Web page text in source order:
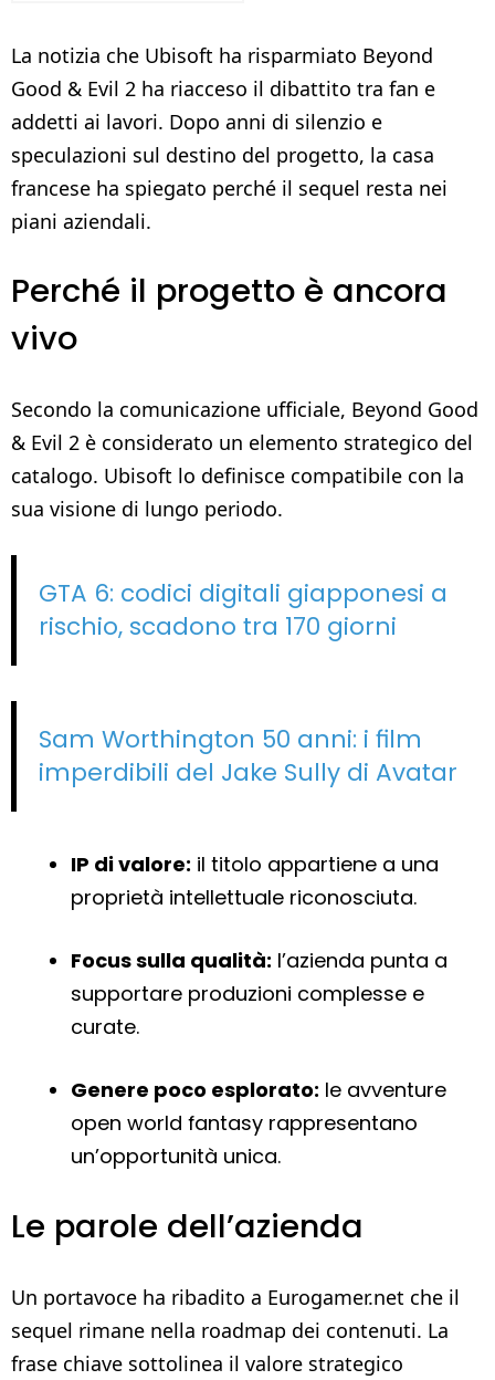
La notizia che Ubisoft ha risparmiato Beyond
Good & Evil 2 ha riacceso il dibattito tra fan e
addetti ai lavori. Dopo anni di silenzio e
speculazioni sul destino del progetto, la casa
francese ha spiegato perché il sequel resta nei
piani aziendali.
Perché il progetto è ancora
vivo
Secondo la comunicazione ufficiale, Beyond Good
& Evil 2 è considerato un elemento strategico del
catalogo. Ubisoft lo definisce compatibile con la
sua visione di lungo periodo.
GTA 6: codici digitali giapponesi a
rischio, scadono tra 170 giorni
Sam Worthington 50 anni: i film
imperdibili del Jake Sully di Avatar
IP di valore: il titolo appartiene a una
proprietà intellettuale riconosciuta.
Focus sulla qualità: l’azienda punta a
supportare produzioni complesse e
curate.
Genere poco esplorato: le avventure
open world fantasy rappresentano
un’opportunità unica.
Le parole dell’azienda
Un portavoce ha ribadito a Eurogamer.net che il
sequel rimane nella roadmap dei contenuti. La
frase chiave sottolinea il valore strategico